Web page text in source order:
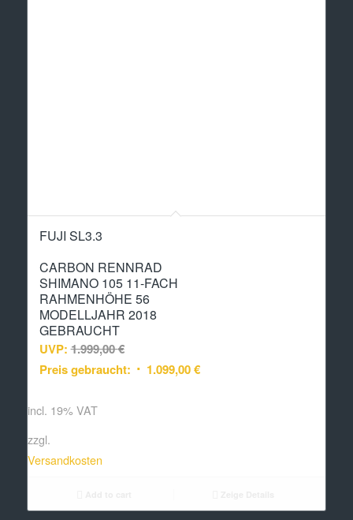
FUJI SL3.3
CARBON RENNRAD
SHIMANO 105 11-FACH
RAHMENHÖHE 56
MODELLJAHR 2018
GEBRAUCHT
UVP: 1.999,00€
Preis gebraucht:
1.099,00€
incl. 19% VAT
zzgl.
Versandkosten